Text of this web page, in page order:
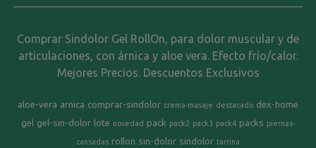
Comprar Sindolor Gel RollOn, para dolor muscular y de
articulaciones, con árnica y aloe vera. Efecto frío/calor.
Mejores Precios. Descuentos Exclusivos
aloe-vera arnica comprar-sindolor crema-masaje destacado dex-home
gel gel-sin-dolor lote novedad pack pack2 pack3 pack4 packs piernas-
cansadas rollon sin-dolor sindolor tarrina